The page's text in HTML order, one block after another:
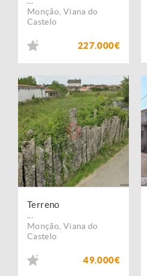
Monção Viana do
Castelo
227.000€
Terreno
Monção Viana do
Castelo
49.000€